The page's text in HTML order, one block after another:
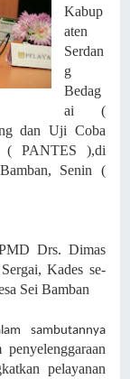
Kabup
aten
Serdan
g
Bedag
ai (
dan Uji Coba
( PANTES ),di
Senin (
Drs. Dimas
Sergai,Kades se-
Sei Bamban
sambutannya
pelayanan